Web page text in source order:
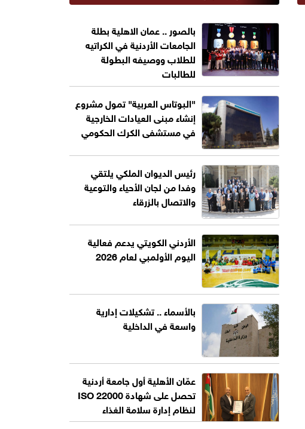
بالصور .. عمان الاهلية بطلة
الجامعات الأردنية في الكراتيه
للطلاب ووصيفه البطولة
للطالبات
"البوتاس العربية" تمول مشروع
إنشاء مبنى العيادات الخارجية
في مستشفى الكرك الحكومي
رئيس الديوان الملكي يلتقي
وفدا من لجان الأحياء والتوعية
والاتصال بالزرقاء
الأردني الكويتي يدعم فعالية
اليوم الأولمبي لعام 2026
بالأسماء .. تشكيلات إدارية
واسعة في الداخلية
عمّان الأهلية أول جامعة أردنية
تحصل على شهادة ISO 22000
لنظام إدارة سلامة الغذاء